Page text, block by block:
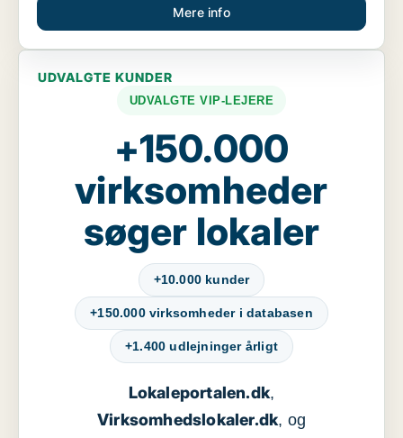
Mere info
UDVALGTE KUNDER
UDVALGTE VIP-LEJERE
+150.000
virksomheder
søger lokaler
+10.000 kunder
+150.000 virksomheder i databasen
+1.400 udlejninger årligt
Lokaleportalen.dk,
Virksomhedslokaler.dk, og